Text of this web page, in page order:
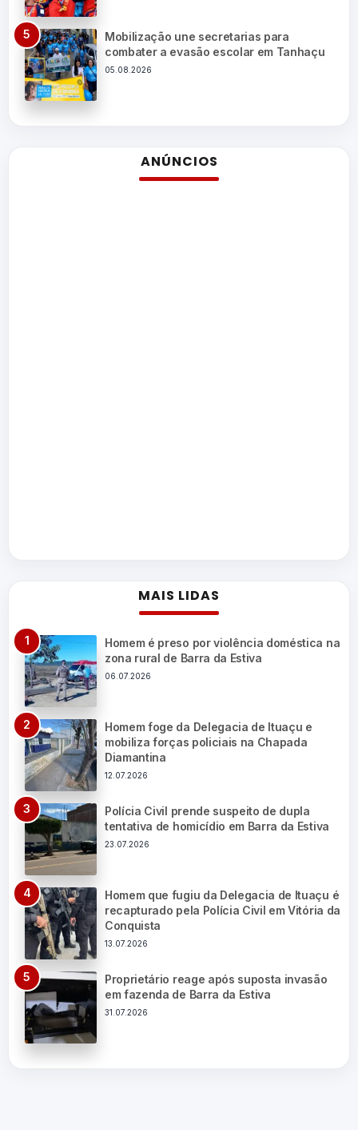
Mobilização une secretarias para
combater a evasão escolar em Tanhaçu
05.08.2026
ANÚNCIOS
MAIS LIDAS
Homem é preso por violência doméstica na
zona rural de Barra da Estiva
06.07.2026
Homem foge da Delegacia de Ituaçu e
mobiliza forças policiais na Chapada
Diamantina
12.07.2026
Polícia Civil prende suspeito de dupla
tentativa de homicídio em Barra da Estiva
23.07.2026
Homem que fugiu da Delegacia de Ituaçu é
recapturado pela Polícia Civil em Vitória da
Conquista
13.07.2026
Proprietário reage após suposta invasão
em fazenda de Barra da Estiva
31.07.2026